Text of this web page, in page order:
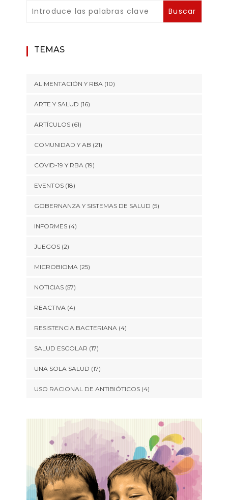
TEMAS
ALIMENTACIÓN Y RBA (10)
ARTE Y SALUD (16)
ARTÍCULOS(61)
COMUNIDAD Y AB (21)
COVID-19 Y RBA (19)
EVENTOS(18)
GOBERNANZA Y SISTEMAS DE SALUD (5)
INFORMES(4)
JUEGOS(2)
MICROBIOMA (25)
NOTICIAS(57)
REACTIVA (4)
RESISTENCIA BACTERIANA (4)
SALUD ESCOLAR (17)
UNA SOLA SALUD (17)
USO RACIONAL DE ANTIBIÓTICOS(4)